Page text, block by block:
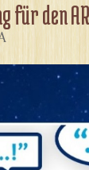
für den